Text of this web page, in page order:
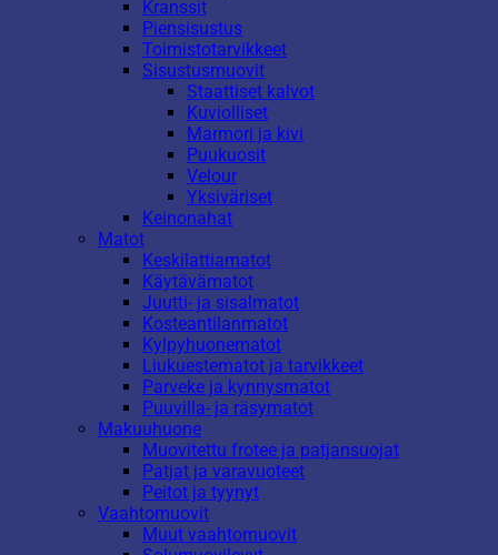
Kranssit
Piensisustus
Toimistotarvikkeet
Sisustusmuovit
Staattiset kalvot
Kuviolliset
Marmori ja kivi
Puukuosit
Velour
Yksiväriset
Keinonahat
Matot
Keskilattiamatot
Käytävämatot
Juutti- ja sisalmatot
Kosteantilanmatot
Kylpyhuonematot
Liukuestematot ja tarvikkeet
Parveke ja kynnysmatot
Puuvilla- ja räsymatot
Makuuhuone
Muovitettu frotee ja patjansuojat
Patjat ja varavuoteet
Peitot ja tyynyt
Vaahtomuovit
Muut vaahtomuovit